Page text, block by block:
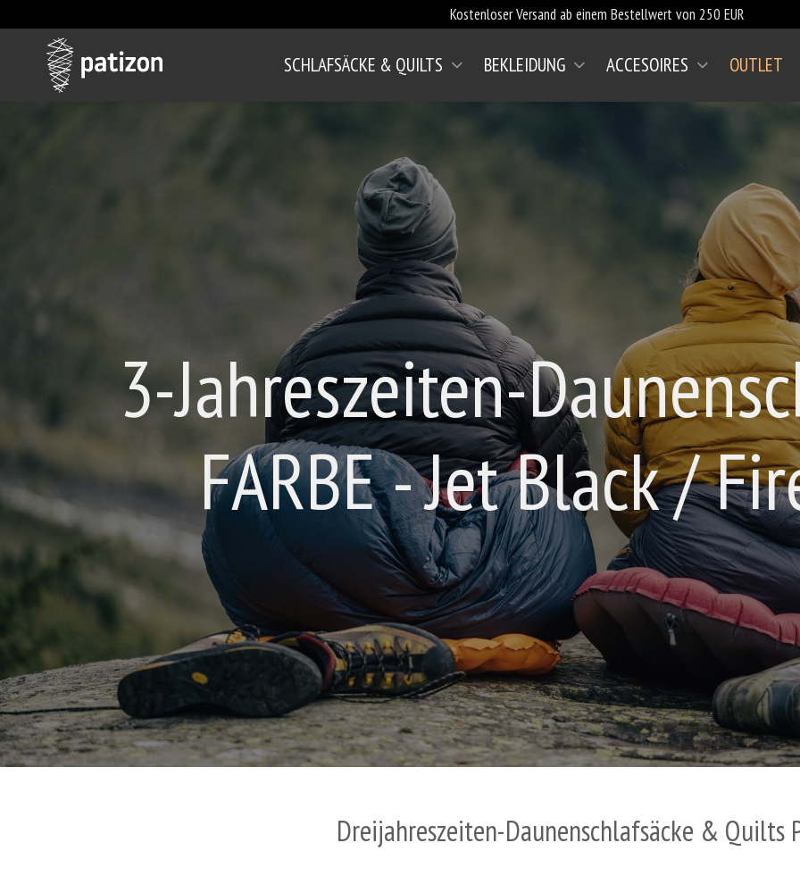
Kostenloser Versand ab einem Bestellwert von 250 EUR
SCHLAFSÄCKE & QUILTS BEKLEIDUNG ACCESOIRES OUTLET
3-Jahreszeiten-
FARBE - Jet Black /
Dreijahreszeiten-Daunenschlafsäcke & Quilts